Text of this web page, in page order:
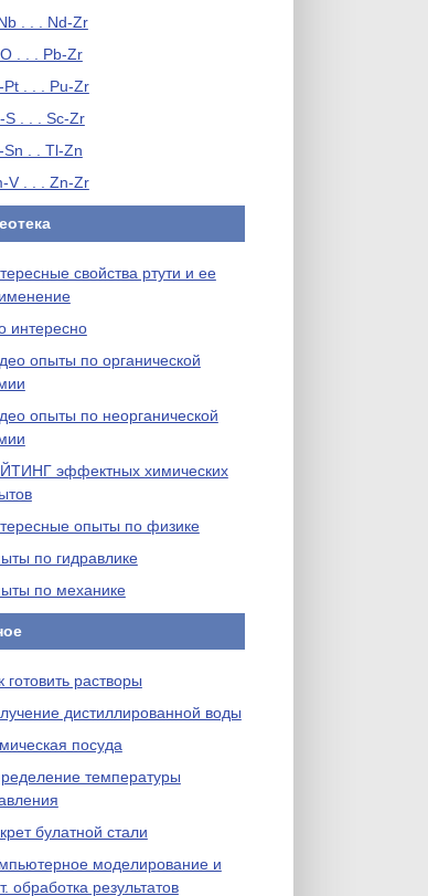
. . . Nd-Zr
. . . Pb-Zr
Pt . . . Pu-Zr
S . . . Sc-Zr
Sn . . Tl-Zn
V . . . Zn-Zr
свойства ртути и ее
интересно
опыты по органической
опыты по неорганической
эффектных химических
опыты по физике
по гидравлике
по механике
готовить растворы
дистиллированной воды
посуда
температуры
булатной стали
моделирование и
обработка результатов